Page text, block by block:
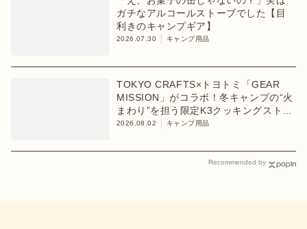
ガチなアルコールストーブでした【目
利きのキャンプギア】
2026.07.30 キャンプ用品
TOKYO CRAFTS×トヨトミ「GEAR
MISSION」がコラボ！冬キャンプの“火
まわり”を担う限定K3クッキングストー
ブが登場
2026.08.02 キャンプ用品
Recommended by